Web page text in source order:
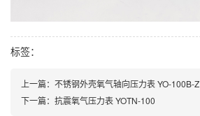
标签：
上一篇：不锈钢外壳氧气轴向压力表 YO-100B-Z
下一篇：抗震氧气压力表 YOTN-100